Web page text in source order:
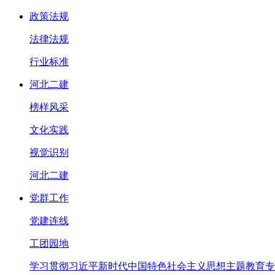
政策法规
法律法规
行业标准
河北二建
榜样风采
文化实践
视觉识别
河北二建
党群工作
党建连线
工团园地
学习贯彻习近平新时代中国特色社会主义思想主题教育